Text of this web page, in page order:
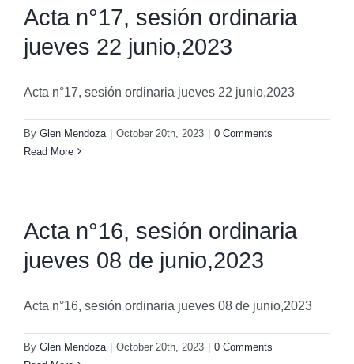
Acta n°17, sesión ordinaria
jueves 22 junio,2023
Acta n°17, sesión ordinaria jueves 22 junio,2023
By Glen Mendoza October 20th, 2023
0 Comments
Read More
Acta n°16, sesión ordinaria
jueves 08 de junio,2023
Acta n°16, sesión ordinaria jueves 08 de junio,2023
By Glen Mendoza October 20th, 2023
0 Comments